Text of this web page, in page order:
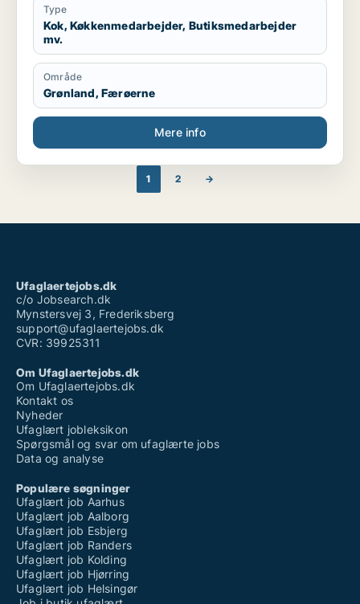
Type
Kok, Køkkenmedarbejder, Butiksmedarbejder
mv.
Område
Grønland, Færøerne
Mere info
1 2 →
Ufaglaertejobs.dk
c/o Jobsearch.dk
Mynstersvej 3, Frederiksberg
support@ufaglaertejobs.dk
CVR: 39925311
Om Ufaglaertejobs.dk
Om Ufaglaertejobs.dk
Kontakt os
Nyheder
Ufaglært jobleksikon
Spørgsmål og svar om ufaglærte jobs
Data og analyse
Populære søgninger
Ufaglært job Aarhus
Ufaglært job Aalborg
Ufaglært job Esbjerg
Ufaglært job Randers
Ufaglært job Kolding
Ufaglært job Hjørring
Ufaglært job Helsingør